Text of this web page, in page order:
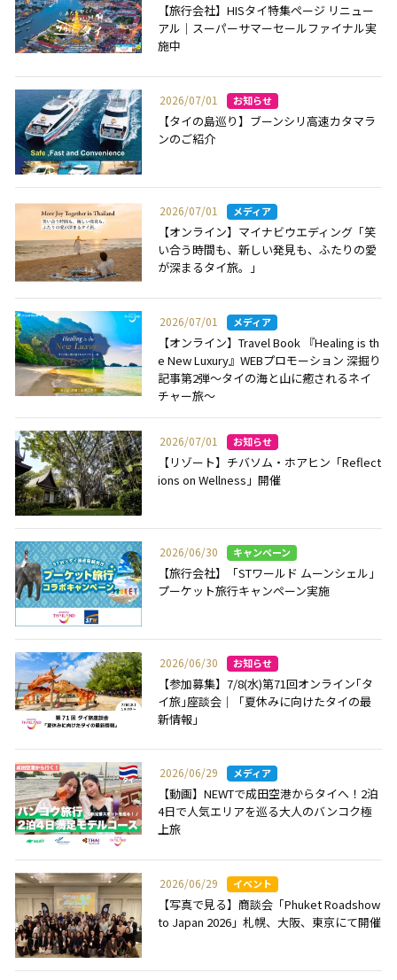
【旅行会社】HISタイ特集ページ リニュー
アル｜スーパーサマーセールファイナル実
施中
2026/07/01
【タイの島巡り】ブーンシリ高速カタマラ
ンのご紹介
2026/07/01
【オンライン】マイナビウエディング「笑
い合う時間も、新しい発見も、ふたりの愛
が深まるタイ旅。」
2026/07/01
【オンライン】Travel Book 『Healing is th
e New Luxury』WEBプロモーション 深掘り
記事第2弾～タイの海と山に癒されるネイ
チャー旅～
2026/07/01
【リゾート】チバソム・ホアヒン「Reflect
ions on Wellness」開催
2026/06/30
【旅行会社】「STワールド ムーンシェル」
プーケット旅行キャンペーン実施
2026/06/30
【参加募集】7/8(水)第71回オンライン｢タ
イ旅｣座談会｜「夏休みに向けたタイの最
新情報」
2026/06/29
【動画】NEWTで成田空港からタイへ！2泊
4日で人気エリアを巡る大人のバンコク極
上旅
2026/06/29
【写真で見る】商談会「Phuket Roadshow
to Japan 2026」札幌、大阪、東京にて開催